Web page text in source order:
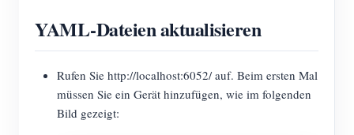
YAML-Dateien aktualisieren
Rufen Sie http://localhost:6052/ auf. Beim ersten Mal
müssen Sie ein Gerät hinzufügen, wie im folgenden
Bild gezeigt: